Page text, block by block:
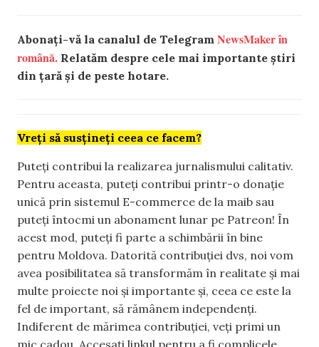
Abonați-vă la canalul de Telegram NewsMaker în
română. Relatăm despre cele mai importante știri
din țară și de peste hotare.
Vreți să susțineți ceea ce facem?
Puteți contribui la realizarea jurnalismului calitativ.
Pentru aceasta, puteți contribui printr-o donație
unică prin sistemul E-commerce de la maib sau
puteți întocmi un abonament lunar pe Patreon! În
acest mod, puteți fi parte a schimbării în bine
pentru Moldova. Datorită contribuției dvs, noi vom
avea posibilitatea să transformăm în realitate și mai
multe proiecte noi și importante și, ceea ce este la
fel de important, să rămânem independenți.
Indiferent de mărimea contribuției, veți primi un
mic cadou. Accesați linkul pentru a fi complicele